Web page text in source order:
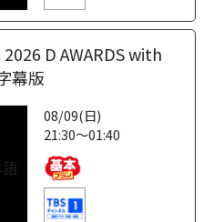
D AWARDS with
幕版
08/09(日)
21:30～01:40